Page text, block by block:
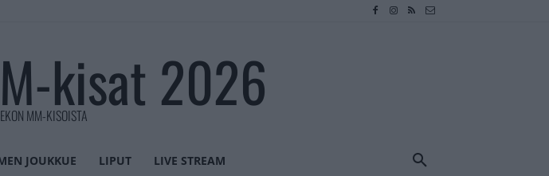
kisat 2026
MM-KISOISTA
JOUKKUE LIPUT LIVE STREAM